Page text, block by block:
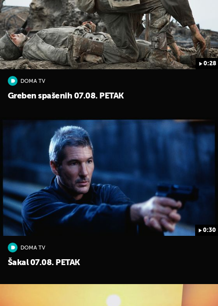
0:28
DOMA TV
Greben spašenih 07.08. PETAK
0:30
DOMA TV
Šakal 07.08. PETAK